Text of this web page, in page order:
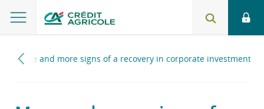
More and more signs of a recovery in corporate investment